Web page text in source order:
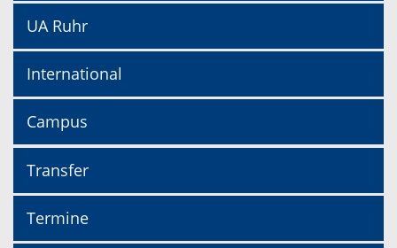
UA Ruhr
International
Campus
Transfer
Termine